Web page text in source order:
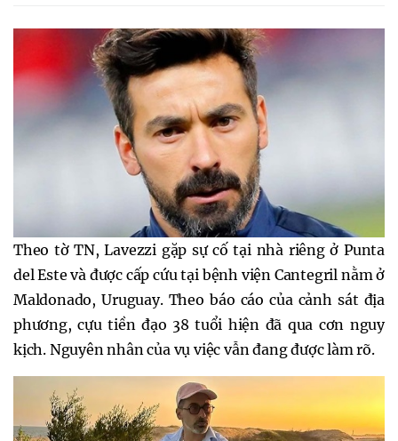
Theo tờ TN, Lavezzi gặp sự cố tại nhà riêng ở Punta
del Este và được cấp cứu tại bệnh viện Cantegril nằm ở
Maldonado, Uruguay. Theo báo cáo của cảnh sát địa
phương, cựu tiền đạo 38 tuổi hiện đã qua cơn nguy
kịch. Nguyên nhân của vụ việc vẫn đang được làm rõ.